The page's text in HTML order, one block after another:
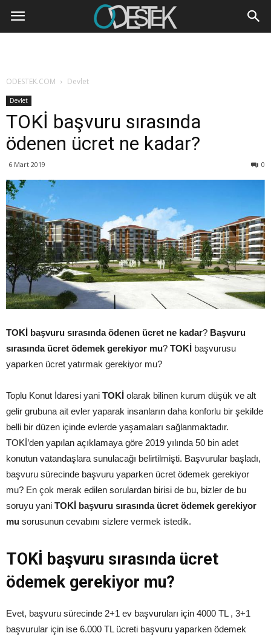
ODESTEK.COM Devlet
Devlet
TOKİ başvuru sırasında
ödenen ücret ne kadar?
6 Mart 2019 0
TOKİ başvuru sırasında ödenen ücret ne kadar? Başvuru
sırasında ücret ödemek gerekiyor mu? TOKİ başvurusu
yaparken ücret yatırmak gerekiyor mu?
Toplu Konut İdaresi yani TOKİ olarak bilinen kurum düşük ve alt
gelir grubuna ait evler yaparak insanların daha konforlu bir şekilde
belli bir düzen içinde evlerde yaşamaları sağlanmaktadır.
TOKİ’den yapılan açıklamaya göre 2019 yılında 50 bin adet
konutun vatandaşlara sunulacağı belirtilmişti. Başvurular başladı,
başvuru sürecinde başvuru yaparken ücret ödemek gerekiyor
mu? En çok merak edilen sorulardan birisi de bu, bizler de bu
soruyu yani TOKİ başvuru sırasında ücret ödemek gerekiyor
mu sorusunun cevabını sizlere vermek istedik.
TOKİ başvuru sırasında ücret
ödemek gerekiyor mu?
Evet, başvuru sürecinde 2+1 ev başvuruları için 4000 TL , 3+1
başvurular için ise 6.000 TL ücreti başvuru yaparken ödemek